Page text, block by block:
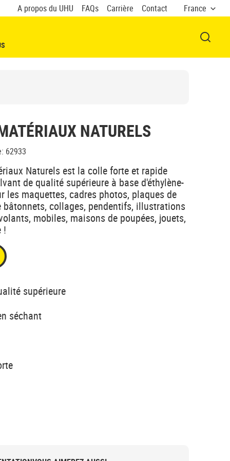
A propos du UHU FAQs Carrière Contact France
NATURELS
: 62933
Naturels est la colle forte et rapide
de qualité supérieure à base d'éthylène-
les maquettes, cadres photos, plaques de
bâtonnets, collages, pendentifs, illustrations
mobiles, maisons de poupées, jouets,
!
supérieure
séchant